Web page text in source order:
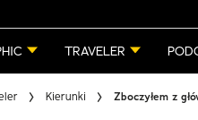
TRAVELER
Kierunki Zboczyłem z